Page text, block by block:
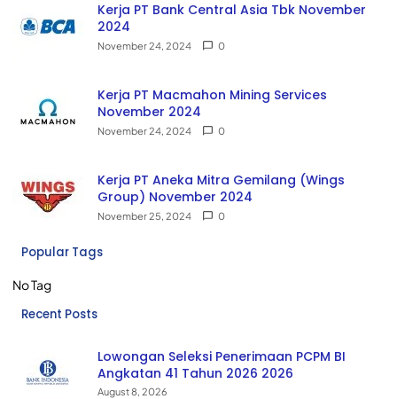
Kerja PT Bank Central Asia Tbk November
2024
November 24, 2024 0
Kerja PT Macmahon Mining Services
November 2024
November 24, 2024 0
Kerja PT Aneka Mitra Gemilang (Wings
Group) November 2024
November 25, 2024 0
Popular Tags
No Tag
Recent Posts
Lowongan Seleksi Penerimaan PCPM BI
Angkatan 41 Tahun 2026 2026
August 8, 2026